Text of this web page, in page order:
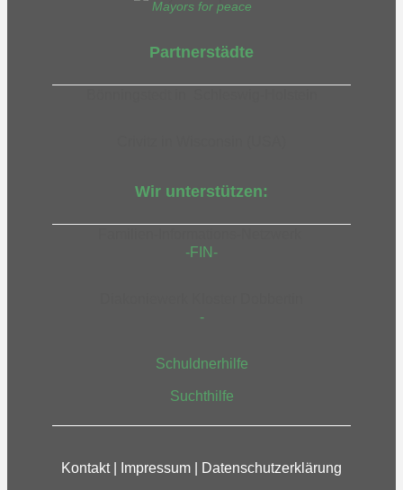
Mayors for peace
Partnerstädte
Wir unterstützen:
-FIN-
-
Schuldnerhilfe
Suchthilfe
Kontakt| Impressum Datenschutzerklärung